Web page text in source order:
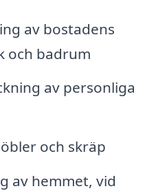
av bostadens
och badrum
av personliga
och skräp
av hemmet, vid